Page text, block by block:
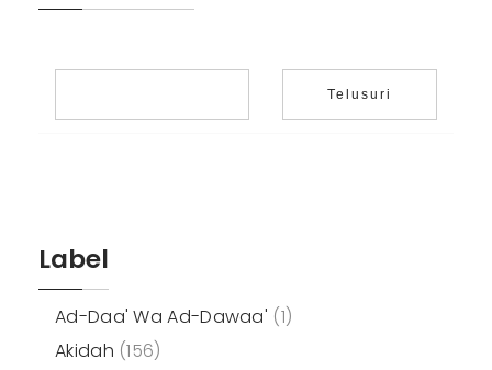
Label
Ad-Daa' Wa Ad-Dawaa' (1)
Akidah (156)